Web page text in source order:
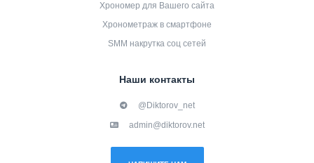
Хрономер для Вашего сайта
Хронометраж в смартфоне
SMM накрутка соц сетей
Наши контакты
@Diktorov_net
admin@diktorov.net